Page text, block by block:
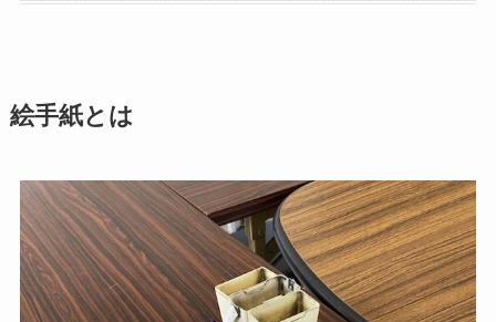
絵手紙とは